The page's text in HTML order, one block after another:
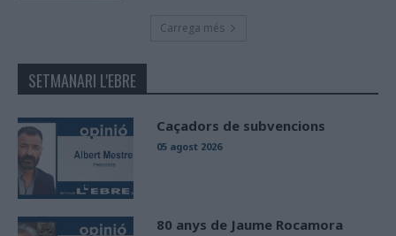
Carrega més
SETMANARI L'EBRE
Caçadors de subvencions
05 agost 2026
80 anys de Jaume Rocamora